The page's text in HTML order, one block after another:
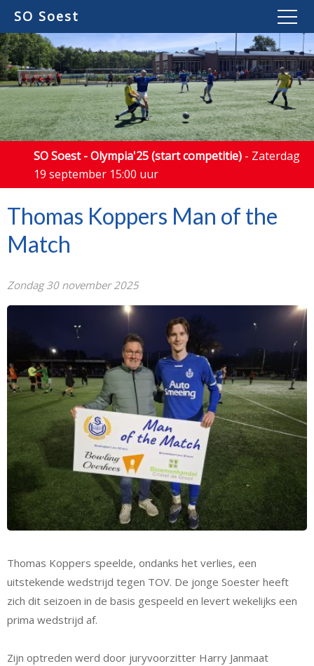
SO Soest
SO Soest - Olympia'25 (start competitie) - Zaterdag
19 september 15:00 uur
Thomas Koppers Man of the
Match
Zondag 30 november 2025
Thomas Koppers speelde, ondanks het verlies, een
uitstekende wedstrijd tegen TOV. De jonge Soester heeft
zich dit seizoen in de basis gespeeld en levert wekelijks een
prima wedstrijd af.
Zijn optreden werd door juryvoorzitter Harry Janmaat